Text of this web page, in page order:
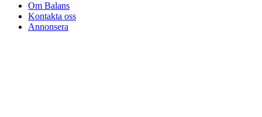
Om Balans
Kontakta oss
Annonsera